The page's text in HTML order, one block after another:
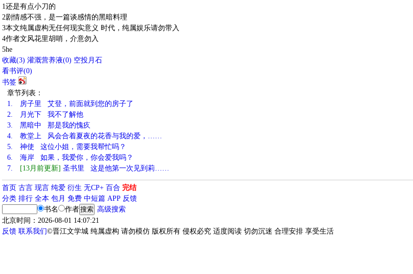
1还是有点小刀的
2剧情感不强，是一篇谈感情的黑暗料理
3本文纯属虚构无任何现实意义 时代，纯属娱乐请勿带入
4作者文风花里胡哨，介意勿入
5he
收藏(3) 灌溉营养液(0) 空投月石
看书评(0)
书签
章节列表：
1.
房子里 艾登，前面就到您的房子了
2.
月光下 我不了解他
3.
黑暗中 那是我的愧疚
4.
教堂上 风会合着夏夜的花香与我的爱，……
5.
神使 这位小姐，需要我帮忙吗？
6.
海岸 如果，我爱你，你会爱我吗？
7.
[13月前更新] 圣书里 这是他第一次见到莉……
首页 古言 现言 纯爱 衍生 无CP+ 百合 完结
分类 排行 全本 包月 免费 中短篇 APP 反馈
书名
作者
高级搜索
北京时间：2026-08-01 14:07:21
反馈 联系我们©晋江文学城 纯属虚构 请勿模仿 版权所有 侵权必究 适度阅读 切勿沉迷 合理安排 享受生活